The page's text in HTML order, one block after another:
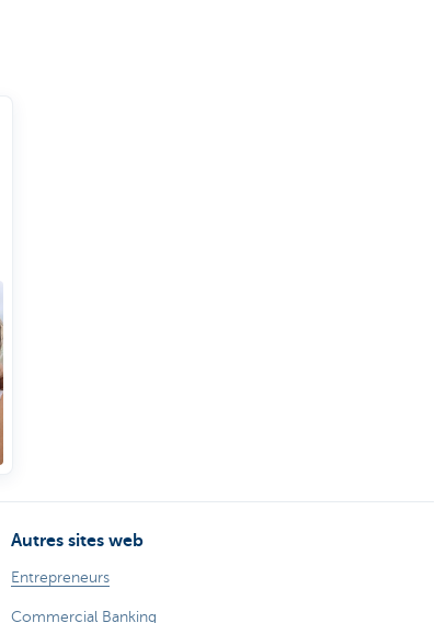
Autres sites web
Entrepreneurs
Commercial Banking